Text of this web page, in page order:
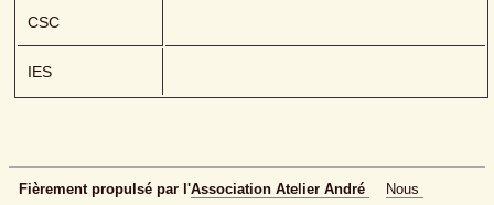
CSC
IES
Fièrement propulsé par l'Association Atelier André Nous